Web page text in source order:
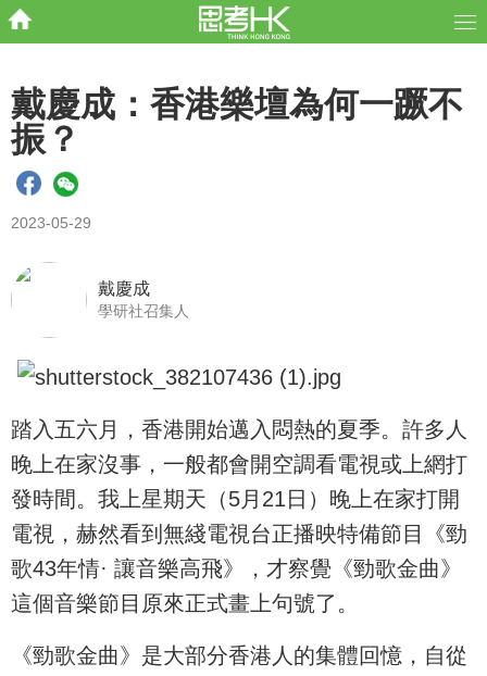
戴慶成：香港樂壇為何一蹶不
振？
2023-05-29
戴慶成
學研社召集人
踏入五六月，香港開始邁入悶熱的夏季。許多人
晚上在家沒事，一般都會開空調看電視或上網打
發時間。我上星期天（5月21日）晚上在家打開
電視，赫然看到無綫電視台正播映特備節目《勁
歌43年情· 讓音樂高飛》，才察覺《勁歌金曲》
這個音樂節目原來正式畫上句號了。
《勁歌金曲》是大部分香港人的集體回憶，自從